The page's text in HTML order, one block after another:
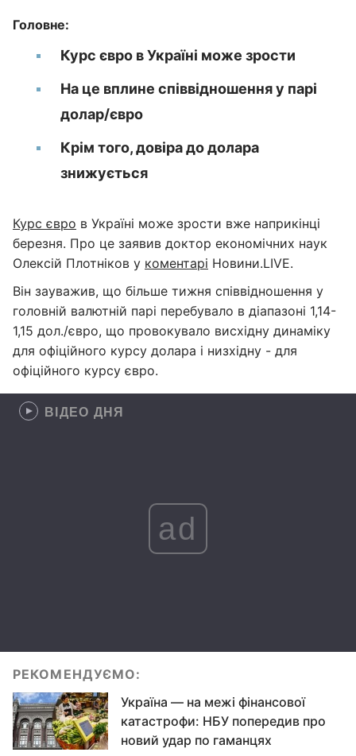
Головне:
Курс євро в Україні може зрости
На це вплине співвідношення у парі
долар/євро
Крім того, довіра до долара
знижується
Курс євро в Україні може зрости вже наприкінці
березня. Про це заявив доктор економічних наук
Олексій Плотніков у коментарі Новини.LIVE.
Він зауважив, що більше тижня співвідношення у
головній валютній парі перебувало в діапазоні 1,14-
1,15 дол./євро, що провокувало висхідну динаміку
для офіційного курсу долара і низхідну - для
офіційного курсу євро.
ВІДЕО ДНЯ
ad
РЕКОМЕНДУЄМО:
Україна — на межі фінансової
катастрофи: НБУ попередив про
новий удар по гаманцях